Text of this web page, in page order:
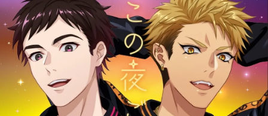
2.5次元 配信・Vtuber トレンド 無料マンガ
最新記事一覧
アニメ記事一覧 声優記事一覧
アニメ映画一覧 実写化映画一覧